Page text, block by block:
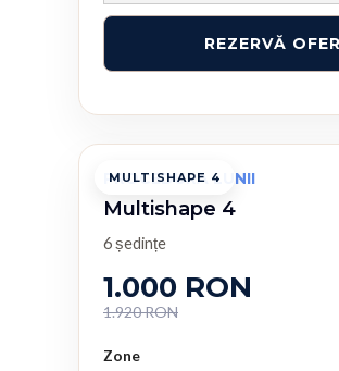
MULTISHAPE 4
PROCEDURA LUNII
Multishape 4
6 ședințe
1.000 RON
1.920 RON
Zone